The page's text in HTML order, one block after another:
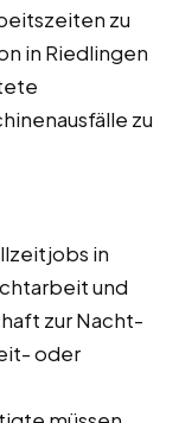
zu
in Riedlingen
zu
in
und
zur Nacht-
oder